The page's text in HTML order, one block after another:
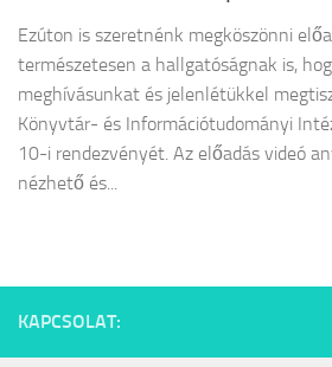
Ezúton is szeretnénk megköszönni
természetesen a hallgatóságnak is,
meghívásunkat és jelenlétükkel
Könyvtár- és Információtudományi
10-i rendezvényét. Az előadás videó
nézhető és...
KAPCSOLAT: